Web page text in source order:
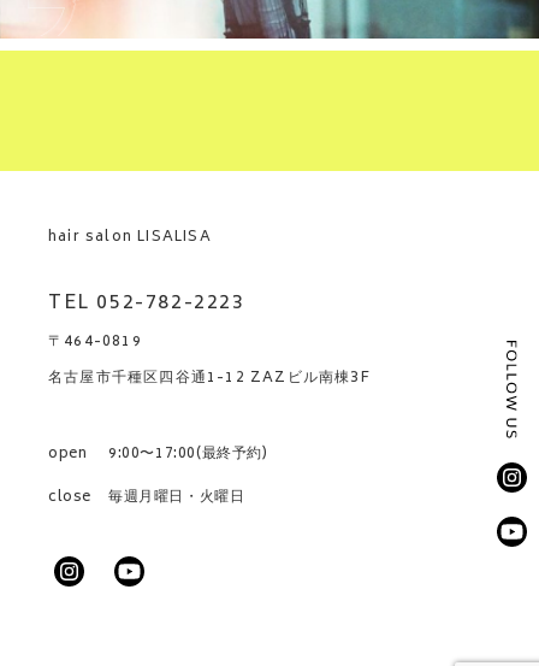
hair salon LISALISA
TEL 052-782-2223
〒464-0819
名古屋市千種区四谷通1-12 ZAZビル南棟3F
open
9:00〜17:00(最終予約)
close
毎週月曜日・火曜日